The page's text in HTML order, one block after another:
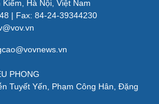
Làm đẹp - giảm cân
Phòng mạch online
Văn hóa
Sân khấu - Điện ảnh
Hà Nội, Việt Nam
| Fax: 84-24-39344230
PHONG
Tuyết Yến, Phạm Công Hân, Đặng